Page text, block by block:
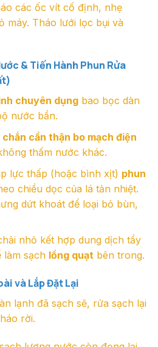
các ốc vít cố định, nhẹ
máy. Tháo lưới lọc bụi và
& Tiến Hành Phun Rửa
chuyên dụngbao bọc dàn
nước bẩn.
chắn cẩn thận bo mạch điện
thấm nước khác.
lực thấp (hoặc bình xịt) phun
chiều dọc của lá tản nhiệt.
dứt khoát để loại bỏ bùn,
nhỏ kết hợp dung dịch tẩy
làm sạch lồng quạtbên trong.
và Lắp Đặt Lại
lạnh đã sạch sẽ, rửa sạch lại
rời.